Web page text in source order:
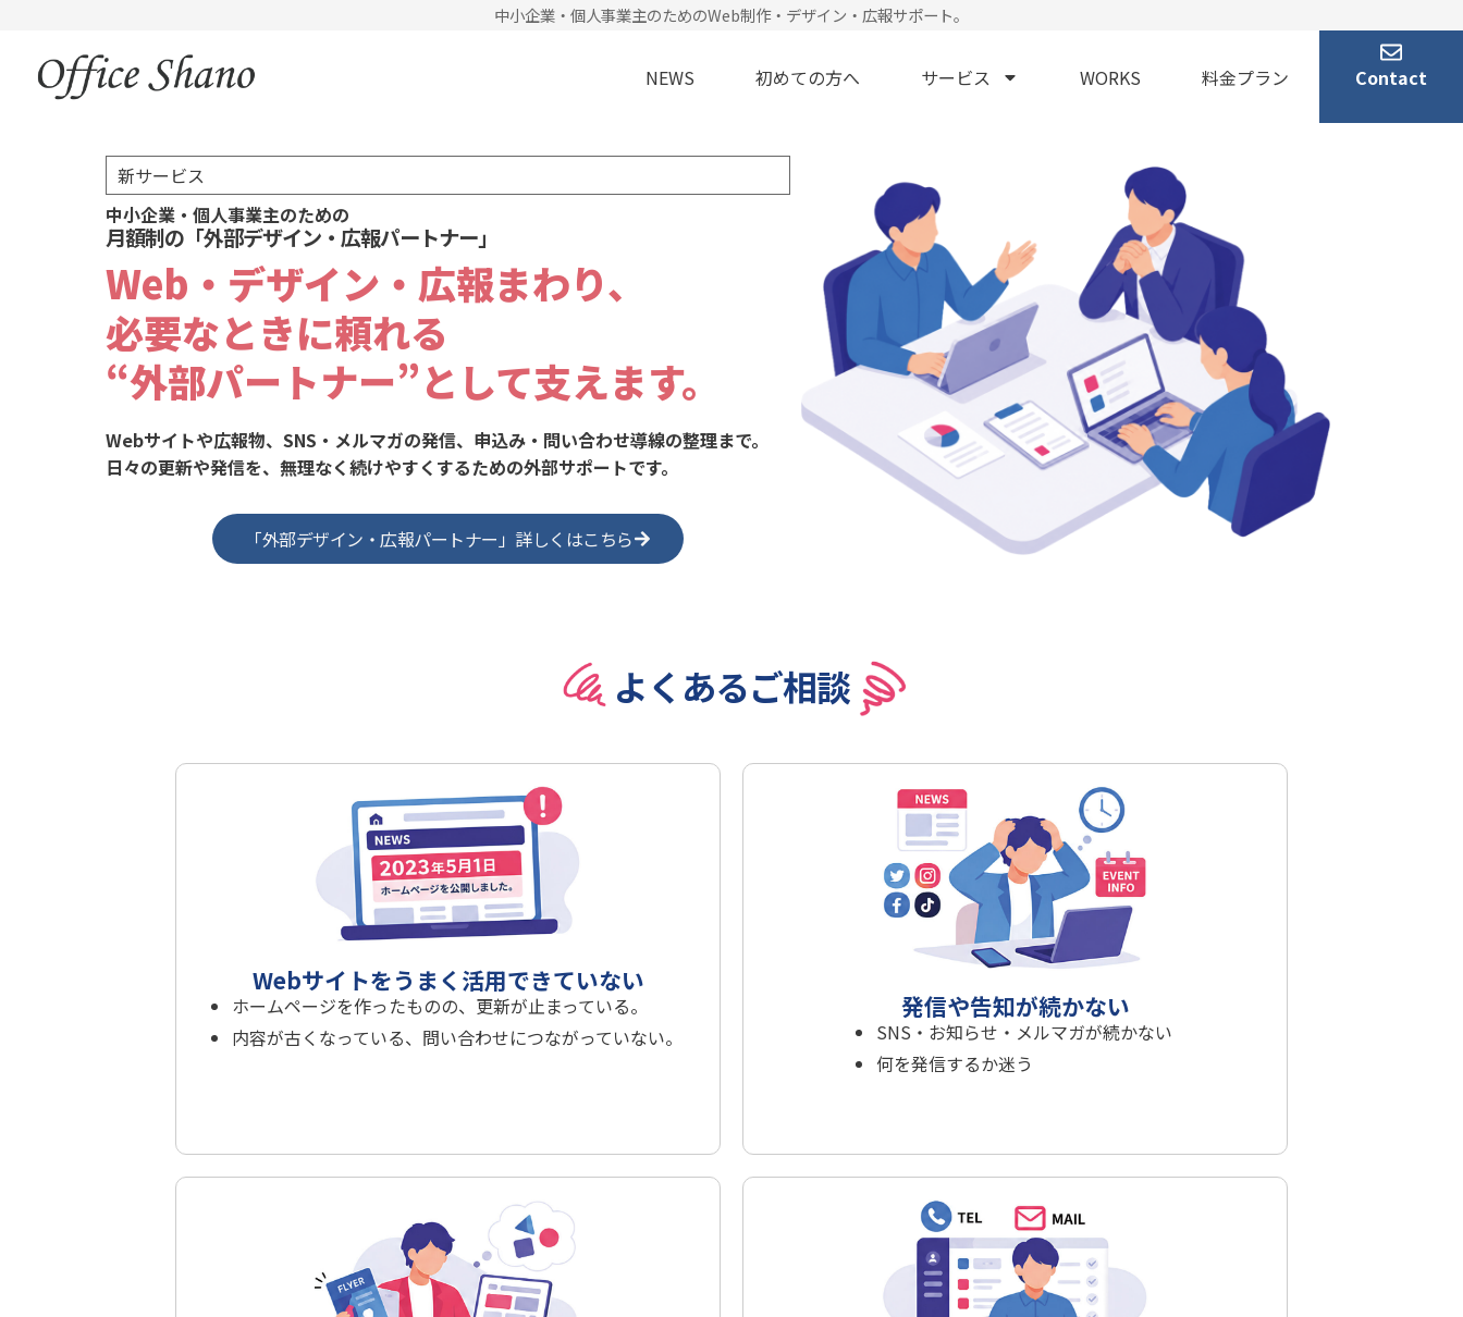
中小企業・個人事業主のためのWeb制作・デザイン・広報サポート。
NEWS 初めての方へ サービス WORKS 料金プラン Contact
新サービス
中小企業・個人事業主のための
月額制の「外部デザイン・広報パートナー」
Web・デザイン・広報まわり、
必要なときに頼れる
“外部パートナー”として支えます。
Webサイトや広報物、SNS・メルマガの発信、申込み・問い合わせ導線の整理まで。
日々の更新や発信を、無理なく続けやすくするための外部サポートです。
「外部デザイン・広報パートナー」詳しくはこちら
よくあるご相談
Webサイトをうまく活用できていない
ホームページを作ったものの、更新が止まっている。
内容が古くなっている、問い合わせにつながっていない。
発信や告知が続かない
SNS・お知らせ・メルマガが続かない
何を発信するか迷う